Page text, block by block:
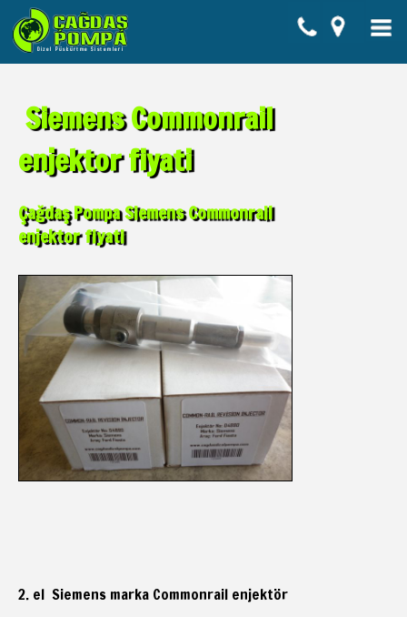
Siemens Commonrail
enjektor fiyati
Çağdaş Pompa Siemens Commonrail
enjektor fiyati
2. el Siemens marka Commonrail enjektör